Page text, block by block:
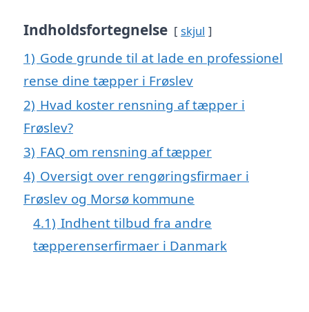
Indholdsfortegnelse skjul
1) Gode grunde til at lade en professionel
rense dine tæpper i Frøslev
2) Hvad koster rensning af tæpper i
Frøslev?
3) FAQ om rensning af tæpper
4) Oversigt over rengøringsfirmaer i
Frøslev og Morsø kommune
4.1) Indhent tilbud fra andre
tæpperenserfirmaer i Danmark